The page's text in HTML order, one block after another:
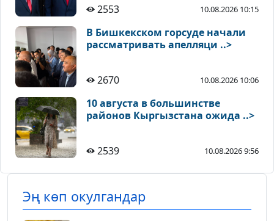
2553 10.08.2026 10:15
В Бишкекском горсуде начали
рассматривать апелляци ..>
2670 10.08.2026 10:06
10 августа в большинстве
районов Кыргызстана ожида ..>
2539 10.08.2026 9:56
Эң көп окулгандар